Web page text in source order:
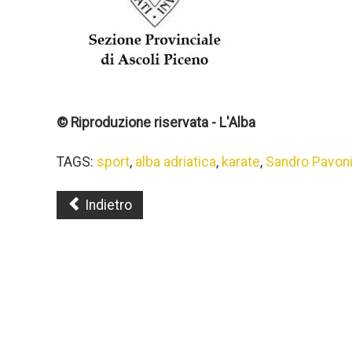
© Riproduzione riservata - L'Alba
TAGS: sport, alba adriatica, karate, Sandro Pavoni
Indietro